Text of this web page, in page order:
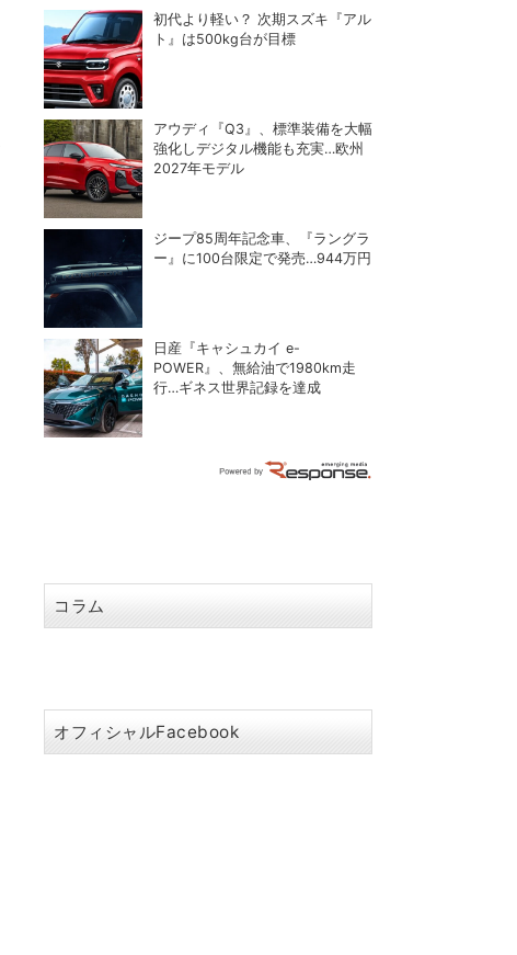
初代より軽い？ 次期スズキ『アル
ト』は500kg台が目標
アウディ『Q3』、標準装備を大幅
強化しデジタル機能も充実…欧州
2027年モデル
ジープ85周年記念車、『ラングラ
ー』に100台限定で発売…944万円
日産『キャシュカイ e-
POWER』、無給油で1980km走
行…ギネス世界記録を達成
コラム
オフィシャルFacebook